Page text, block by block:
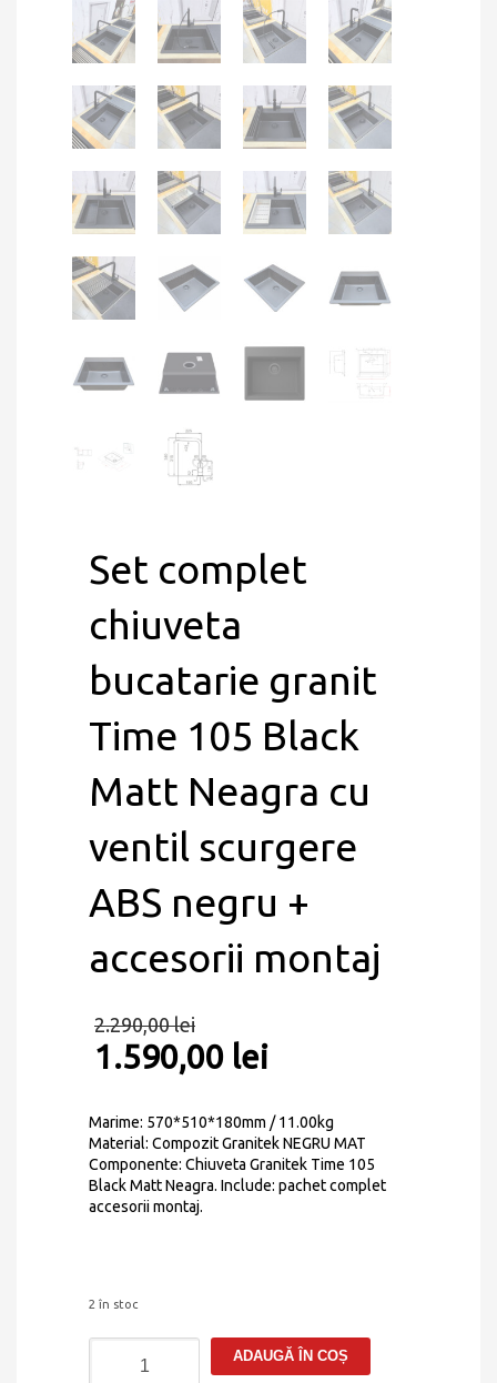
Set complet
chiuveta
bucatarie granit
Time 105 Black
Matt Neagra cu
ventil scurgere
ABS negru +
accesorii montaj
2.290,00lei
1.590,00 lei
Marime: 570*510*180mm / 11.00kg
Material: Compozit Granitek NEGRU MAT
Componente: Chiuveta Granitek Time 105
Black Matt Neagra. Include: pachet complet
accesorii montaj.
2 în stoc
ADAUGĂ ÎN COȘ